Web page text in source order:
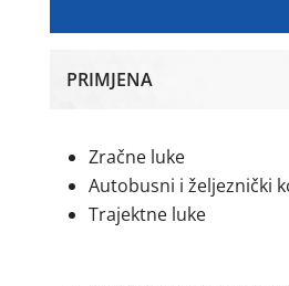
PRIMJENA
Zračne luke
Autobusni i željeznički
Trajektne luke